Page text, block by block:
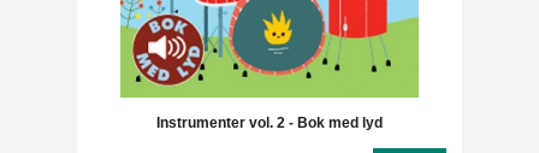
Instrumenter vol. 2 - Bok med lyd